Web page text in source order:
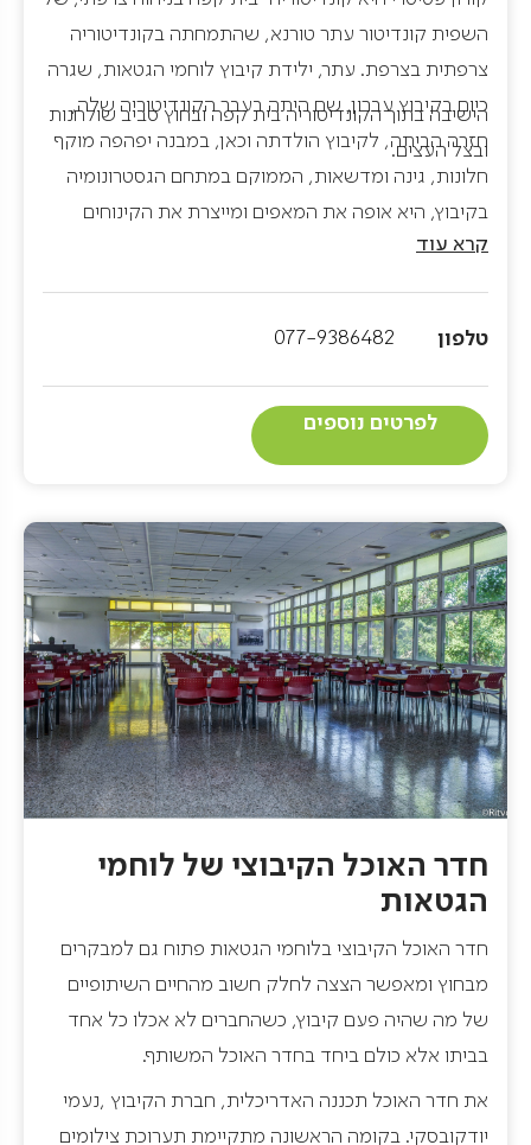
השפית קונדיטור עתר טורנא, שהתמחתה בקונדיטוריה
צרפתית בצרפת. עתר, ילידת קיבוץ לוחמי הגטאות, שגרה
כיום בקיבוץ עברון, שם היתה בעבר הקונדיטוריה שלה,
חזרה הביתה, לקיבוץ הולדתה וכאן, במבנה יפהפה מוקף
חלונות, גינה ומדשאות, הממוקם במתחם הגסטרונומיה
בקיבוץ, היא אופה את המאפים ומייצרת את הקינוחים
הייחודיים לה, שכולם בסגנון צרפתי קלאסי, אי אפשר
בצרפתית.
הישיבה בתוך הקונדיטוריה בית קפה ובחוץ סביב שולחנות
ובצל העצים.
קרא עוד
טלפון 077-9386482
לפרטים נוספים
חדר האוכל הקיבוצי של לוחמי
הגטאות
חדר האוכל הקיבוצי בלוחמי הגטאות פתוח גם למבקרים
מבחוץ ומאפשר הצצה לחלק חשוב מהחיים השיתופיים
של מה שהיה פעם קיבוץ, כשהחברים לא אכלו כל אחד
בביתו אלא כולם ביחד בחדר האוכל המשותף.
את חדר האוכל תכננה האדריכלית, חברת הקיבוץ ,נעמי
יודקובסקי. בקומה הראשונה מתקיימת תערוכת צילומים